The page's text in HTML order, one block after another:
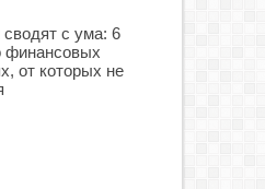
сводят с ума: 6
от которых не